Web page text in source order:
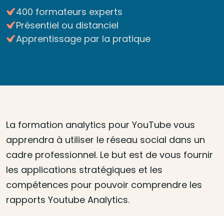
400 formateurs experts
Présentiel ou distanciel
Apprentissage par la pratique
La formation analytics pour YouTube vous
apprendra à utiliser le réseau social dans un
cadre professionnel. Le but est de vous fournir
les applications stratégiques et les
compétences pour pouvoir comprendre les
rapports Youtube Analytics.